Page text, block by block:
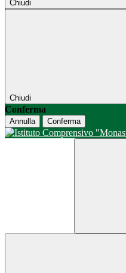
Chiudi
Chiudi
Conferma
Annulla Conferma